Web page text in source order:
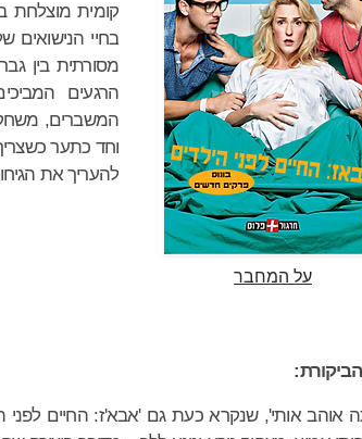
קומית מוצלחת
בחיי הנישואים
מסורתית בין
הרגעים
המשברים,
וחד כתער
להעריך את
על המחבר
אוהב אותי', שנקרא כעת גם 'אבא'ז: החיים לפני